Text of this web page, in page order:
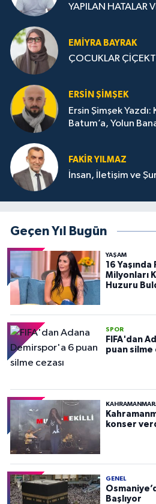
YAPILAN HATALAR
EMIYRA BAYRAK
ÇOCUKLAR
ERSIN ŞIMŞEK
Ersin Şimşek
Batum’a, Yolun
FAKIR YILMAZ
İnsan, İletişim ve
Geçen Yıl Bugün
YAŞAM
16
Milyonları
Huzuru
SPOR
FIFA'dan
puan silme
konser
GENEL
Başlıyor